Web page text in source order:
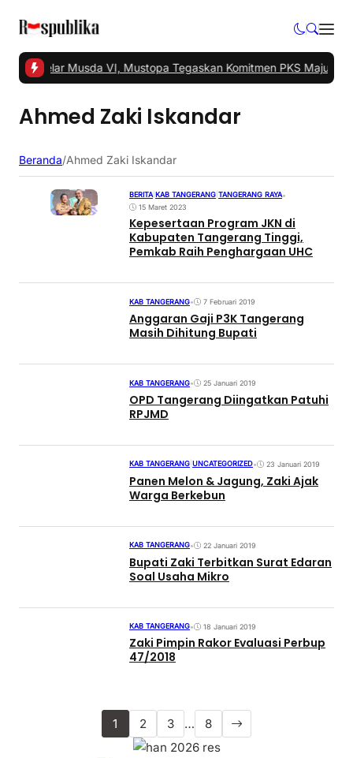
Gelar Musda VI, Mustopa Tegaskan Komitmen PKS Majukan
Ahmed Zaki Iskandar
Beranda/Ahmed Zaki Iskandar
BERITA KAB TANGERANG TANGERANG RAYA•
15 Maret 2023
Kepesertaan Program JKN di
Kabupaten Tangerang Tinggi,
Pemkab Raih Penghargaan UHC
KAB TANGERANG• 7 Februari 2019
Anggaran Gaji P3K Tangerang
Masih Dihitung Bupati
KAB TANGERANG• 25 Januari 2019
OPD Tangerang Diingatkan Patuhi
RPJMD
KAB TANGERANG UNCATEGORIZED• 23 Januari 2019
Panen Melon & Jagung, Zaki Ajak
Warga Berkebun
KAB TANGERANG• 22 Januari 2019
Bupati Zaki Terbitkan Surat Edaran
Soal Usaha Mikro
KAB TANGERANG• 18 Januari 2019
Zaki Pimpin Rakor Evaluasi Perbup
47/2018
1 2 3 … 8